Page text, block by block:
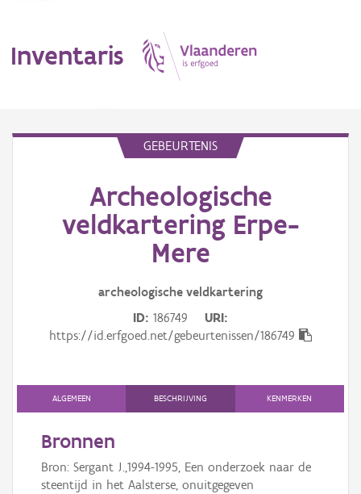
Inventaris
Aanduidingsobject
Gebeurtenis
Downloads
Hergebruik
Aanmelden
GEBEURTENIS
Archeologische
veldkartering Erpe-
Mere
archeologische veldkartering
ID 186749
URI
https://id.erfgoed.net/gebeurtenissen/186749
ALGEMEEN BESCHRIJVING KENMERKEN
Bronnen
Bron: Sergant J.,1994-1995, Een onderzoek naar de
steentijd in het Aalsterse, onuitgegeven